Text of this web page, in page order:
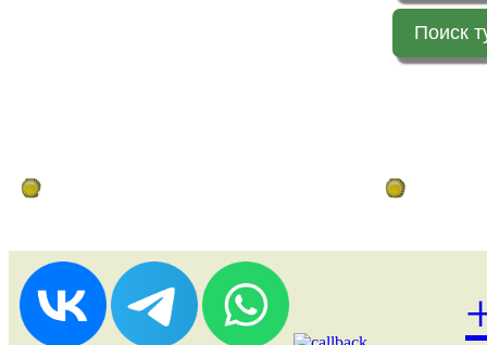
Поиск
Дистанционное бронирование туров